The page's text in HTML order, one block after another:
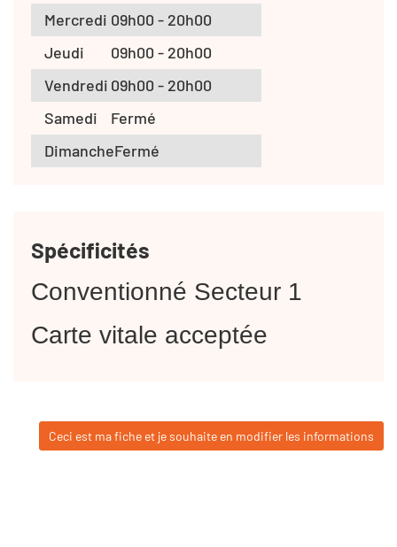
Mercredi 09h00 - 20h00
Jeudi
09h00 - 20h00
Vendredi 09h00 - 20h00
Samedi
Fermé
DimancheFermé
Spécificités
Conventionné Secteur 1
Carte vitale acceptée
Ceci est ma fiche et je souhaite en modifier les informations